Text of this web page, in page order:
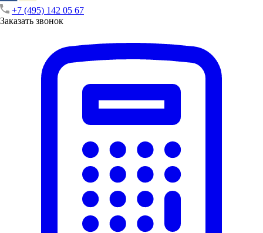
+7 (495) 142 05 67
Заказать звонок